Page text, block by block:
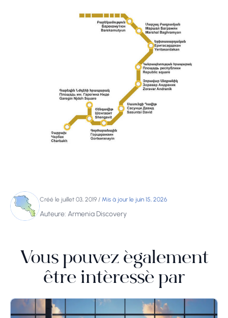
Créé le juillet 03, 2019 / Mis à jour le juin 15, 2026
Auteure: Armenia Discovery
Vous pouvez également
être intéressé par